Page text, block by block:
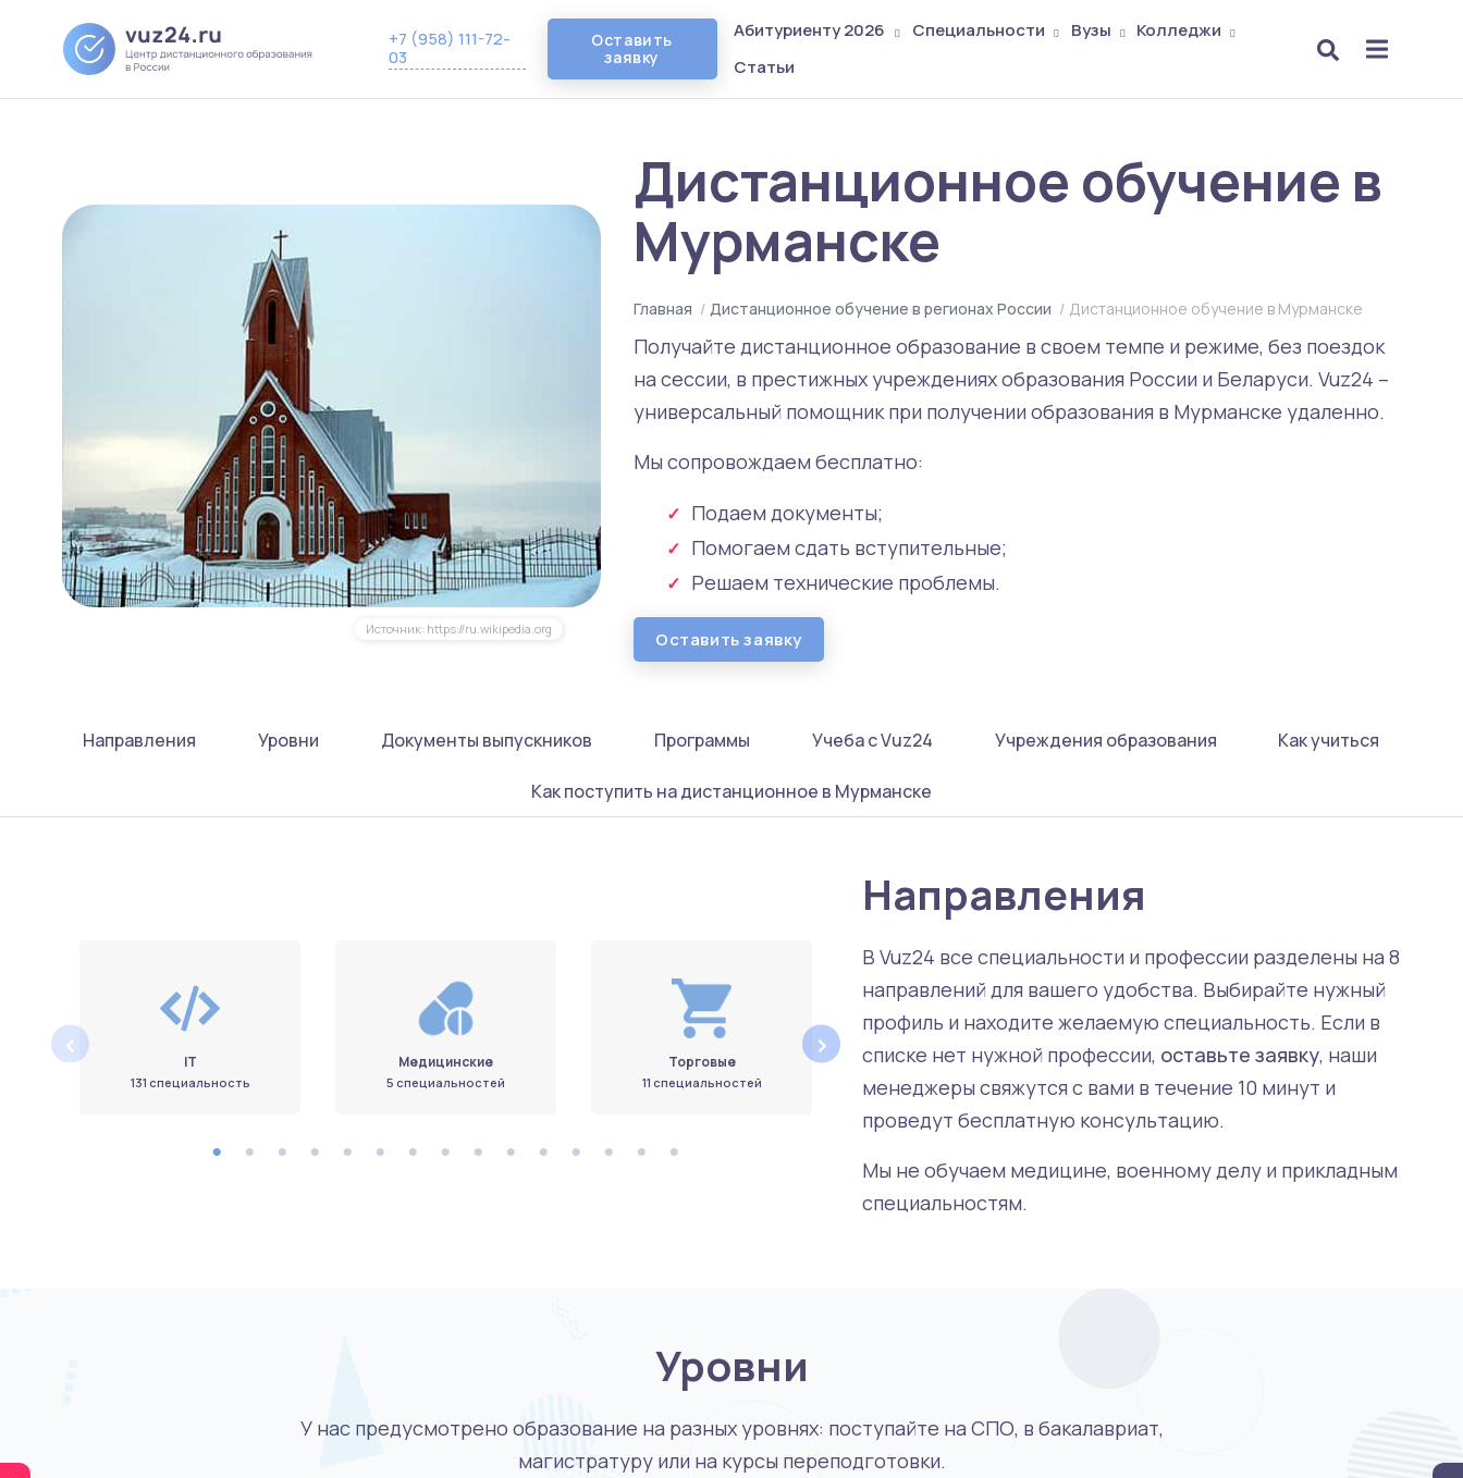
+7 (958) 111-72-
03
Оставить
заявку
Абитуриенту 2026 Специальности Вузы
Колледжи
Статьи
Источник: https://ru.wikipedia.org
Дистанционное обучение в
Мурманске
Главная / Дистанционное обучение в регионах России / Дистанционное обучение в Мурманске
Получайте дистанционное образование в своем темпе и режиме, без поездок
на сессии, в престижных учреждениях образования России и Беларуси. Vuz24 –
универсальный помощник при получении образования в Мурманске удаленно.
Мы сопровождаем бесплатно:
Подаем документы;
Помогаем сдать вступительные;
Решаем технические проблемы.
Оставить заявку
Направления Уровни Документы выпускников Программы Учеба с Vuz24 Учреждения образования Как учиться
Как поступить на дистанционное в Мурманске
‹ IT
131 специальность
Медицинские
5 специальностей
Торговые
11 специальностей
Строительные
13 специальностей
Юридические
53 специальности
›
Направления
В Vuz24 все специальности и профессии разделены на 8
направлений для вашего удобства. Выбирайте нужный
профиль и находите желаемую специальность. Если в
списке нет нужной профессии, оставьте заявку, наши
менеджеры свяжутся с вами в течение 10 минут и
проведут бесплатную консультацию.
Мы не обучаем медицине, военному делу и прикладным
специальностям.
Уровни
У нас предусмотрено образование на разных уровнях: поступайте на СПО, в бакалавриат,
магистратуру или на курсы переподготовки.